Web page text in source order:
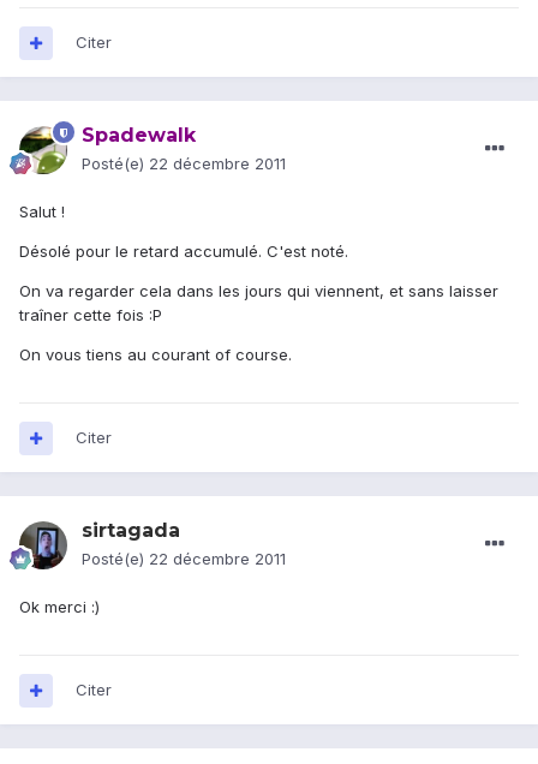
Citer
Spadewalk
Posté(e) 22 décembre 2011
Salut !
Désolé pour le retard accumulé. C'est noté.
On va regarder cela dans les jours qui viennent, et sans laisser
traîner cette fois :P
On vous tiens au courant of course.
Citer
sirtagada
Posté(e) 22 décembre 2011
Ok merci :)
Citer